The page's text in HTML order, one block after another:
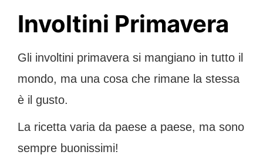
Involtini Primavera
Gli involtini primavera si mangiano in tutto il
mondo, ma una cosa che rimane la stessa
è il gusto.
La ricetta varia da paese a paese, ma sono
sempre buonissimi!